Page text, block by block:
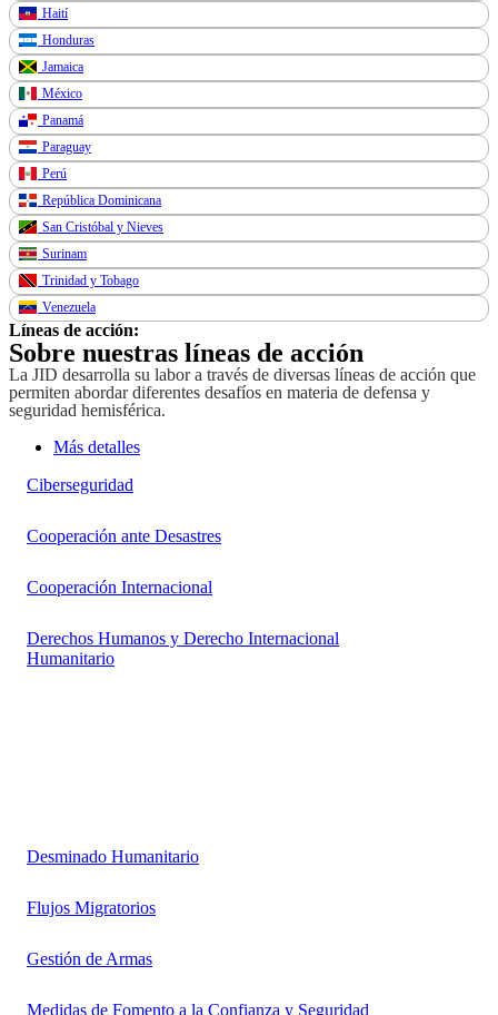
Haití
Honduras
Jamaica
México
Panamá
Paraguay
Perú
República Dominicana
San Cristóbal y Nieves
Surinam
Trinidad y Tobago
Venezuela
Líneas de acción:
Sobre nuestras líneas de acción
La JID desarrolla su labor a través de diversas líneas de acción que
permiten abordar diferentes desafíos en materia de defensa y
seguridad hemisférica.
Más detalles
Ciberseguridad
Cooperación ante Desastres
Cooperación Internacional
Derechos Humanos y Derecho Internacional
Humanitario
Desminado Humanitario
Flujos Migratorios
Gestión de Armas
Medidas de Fomento a la Confianza y Seguridad